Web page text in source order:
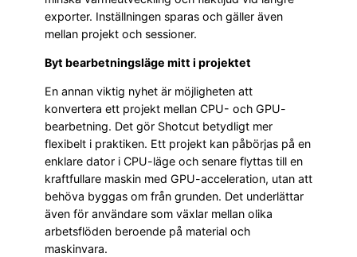
exporter. Inställningen sparas och gäller även
mellan projekt och sessioner.
Byt bearbetningsläge mitt i projektet
En annan viktig nyhet är möjligheten att
konvertera ett projekt mellan CPU- och GPU-
bearbetning. Det gör Shotcut betydligt mer
flexibelt i praktiken. Ett projekt kan påbörjas på en
enklare dator i CPU-läge och senare flyttas till en
kraftfullare maskin med GPU-acceleration, utan att
behöva byggas om från grunden. Det underlättar
även för användare som växlar mellan olika
arbetsflöden beroende på material och
maskinvara.